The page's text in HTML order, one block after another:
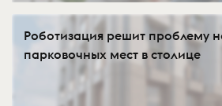
Роботизация решит проблему
парковочных мест в столице